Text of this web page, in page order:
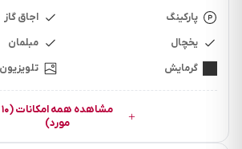
پارکینگ
اجاق گاز
یخچال
مبلمان
گرمایش
تلویزیون
مشاهده همه امکانات (۱۰
مورد)